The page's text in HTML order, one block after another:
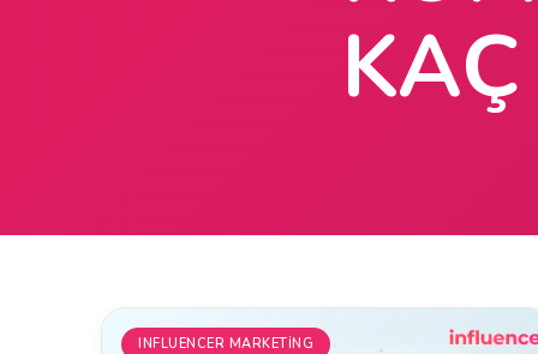
KAÇ
INFLUENCER MARKETING